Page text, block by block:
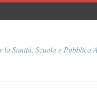
la Sanità, Scuola e Pubblica